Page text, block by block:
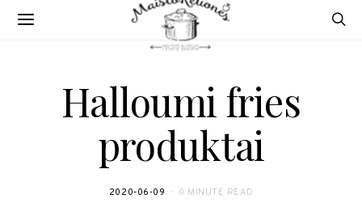
Halloumi fries
produktai
2020-06-09 0 MINUTE READ